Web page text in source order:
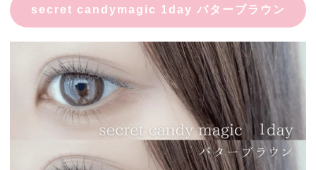
secret candymagic 1day バターブラウン